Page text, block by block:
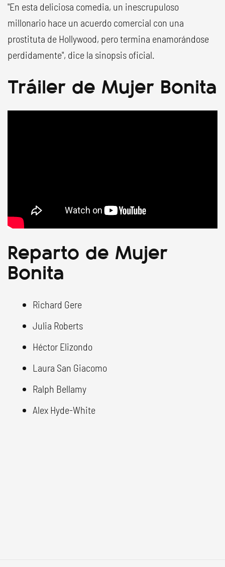
"En esta deliciosa comedia, un inescrupuloso
millonario hace un acuerdo comercial con una
prostituta de Hollywood, pero termina enamorándose
perdidamente", dice la sinopsis oficial.
Tráiler de Mujer Bonita
Reparto de Mujer
Bonita
Richard Gere
Julia Roberts
Héctor Elizondo
Laura San Giacomo
Ralph Bellamy
Alex Hyde-White